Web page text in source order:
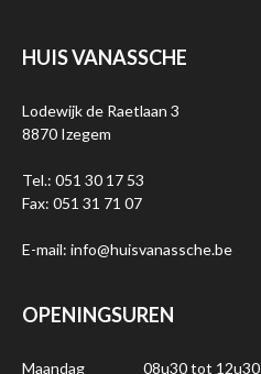
HUIS VANASSCHE
Lodewijk de Raetlaan 3
8870 Izegem
Tel.: 051 30 17 53
Fax: 051 31 71 07
E-mail: info@huisvanassche.be
OPENINGSUREN
Maandag 08u30 tot 12u30